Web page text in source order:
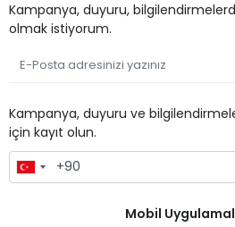
Kampanya, duyuru,
olmak istiyorum.
Kampanya, duyuru ve
için kayıt olun.
Mobil